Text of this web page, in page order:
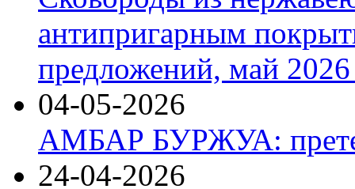
антипригарным
предложений, май 2026
04-05-2026
АМБАР БУРЖУА:
24-04-2026